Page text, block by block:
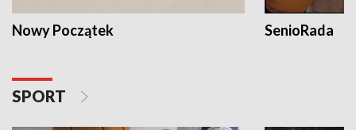
Nowy Początek SenioRada
SPORT